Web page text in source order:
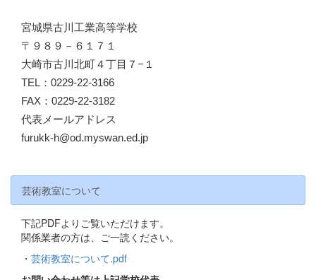
宮城県古川工業高等学校
〒９８９－６１７１
大崎市古川北町４丁目７−１
TEL：0229-22-3166
FAX：0229-22-3182
代表メールアドレス
furukk-h@od.myswan.ed.jp
芸術教室について
下記PDFよりご覧いただけます。
関係業者の方は、ご一読ください。
・ 芸術教室について.pdf